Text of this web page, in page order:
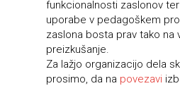
funkcionalnosti zaslonov
uporabe v pedagoškem
zaslona bosta prav tako na
preizkušanje.
Za lažjo organizacijo dela
prosimo, da na povezavi